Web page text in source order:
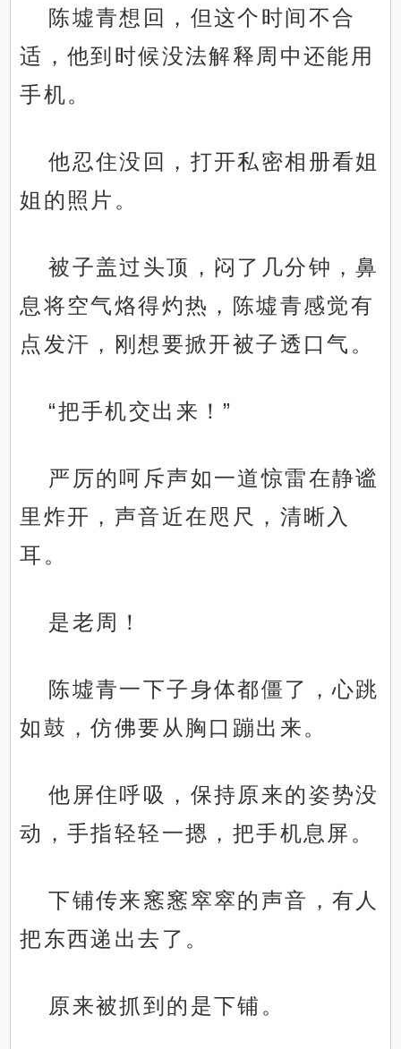
陈墟青想回，但这个时间不合
适，他到时候没法解释周中还能用
手机。
他忍住没回，打开私密相册看姐
姐的照片。
被子盖过头顶，闷了几分钟，鼻
息将空气烙得灼热，陈墟青感觉有
点发汗，刚想要掀开被子透口气。
“把手机交出来！”
严厉的呵斥声如一道惊雷在静谧
里炸开，声音近在咫尺，清晰入
耳。
是老周！
陈墟青一下子身体都僵了，心跳
如鼓，仿佛要从胸口蹦出来。
他屏住呼吸，保持原来的姿势没
动，手指轻轻一摁，把手机息屏。
下铺传来窸窸窣窣的声音，有人
把东西递出去了。
原来被抓到的是下铺。